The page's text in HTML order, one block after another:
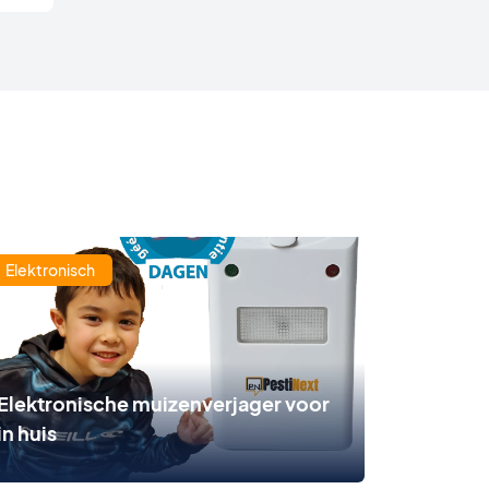
Elektronisch
muizenverjager voor
huis